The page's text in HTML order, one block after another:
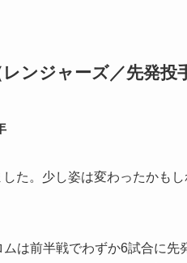
ンジャーズ／先発投
た。少し姿は変わったかも
は前半戦でわずか6試合に